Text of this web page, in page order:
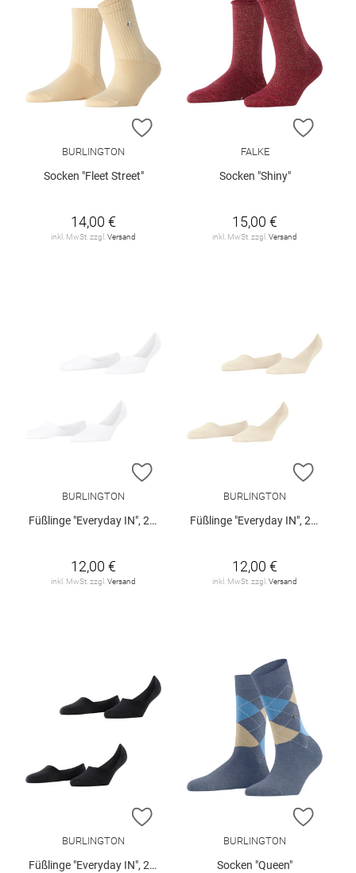
ZUR WUNSCHLISTE HINZUFÜGEN
BURLINGTON
Socken "Fleet Street"
14,00 €
inkl. MwSt. zzgl.Versand
ZUR
FALKE
Socken "Shiny"
15,00 €
inkl. MwSt. zzgl.Versand
ZUR WUNSCHLISTE HINZUFÜGEN
BURLINGTON
Füßlinge "Everyday IN", 2er-Pack
12,00 €
inkl. MwSt. zzgl.Versand
ZUR
BURLINGTON
Füßlinge "Everyday IN", 2er-Pack
12,00 €
inkl. MwSt. zzgl.Versand
ZUR WUNSCHLISTE HINZUFÜGEN
BURLINGTON
Füßlinge "Everyday IN", 2er-Pack
ZUR
BURLINGTON
Socken "Queen"